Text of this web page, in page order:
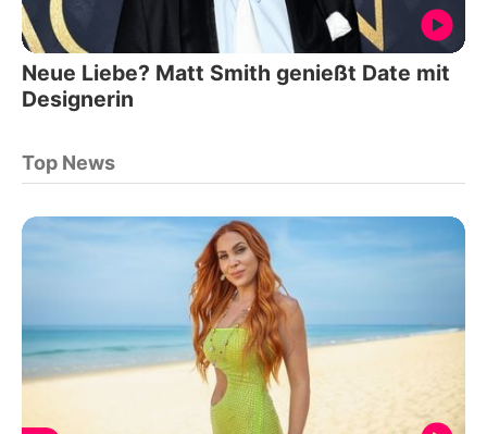
Neue Liebe? Matt Smith genießt Date mit
Designerin
Top News